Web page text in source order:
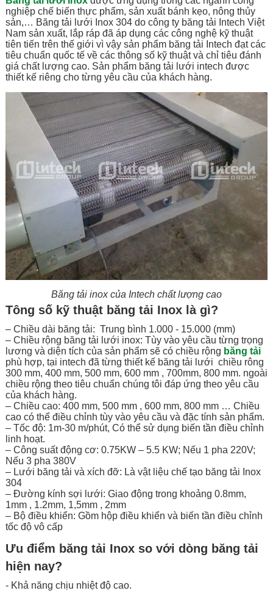
nghiệp chế biến thực phẩm, sản xuất bánh kẹo, nông thủy
sản,… Băng tải lưới Inox 304 do công ty băng tải Intech Việt
Nam sản xuất, lắp ráp đã áp dụng các công nghệ kỹ thuật
tiên tiến trên thế giới vì vậy sản phẩm băng tải Intech đạt các
tiêu chuẩn quốc tế về các thông số kỹ thuật và chỉ tiêu đánh
giá chất lượng cao. Sản phẩm băng tải lưới intech được
thiết kế riêng cho từng yêu cầu của khách hàng.
Băng tải inox của Intech chất lượng cao
Tông số kỹ thuật băng tải Inox là gì?
– Chiều dài băng tải: Trung bình 1.000 - 15.000 (mm)
– Chiều rộng băng tải lưới inox: Tùy vào yêu cầu từng trọng
lương và diện tích của sản phẩm sẽ có chiều rộng băng tải
phù hợp, tại intech đã từng thiết kế băng tải lưới chiều rông
300 mm, 400 mm, 500 mm, 600 mm , 700mm, 800 mm. ngoài
chiều rộng theo tiêu chuẩn chúng tôi đáp ứng theo yêu cầu
của khách hàng.
– Chiều cao: 400 mm, 500 mm , 600 mm, 800 mm … Chiều
cao có thể điều chỉnh tùy vào yêu cầu và đặc tính sản phẩm.
– Tốc độ: 1m-30 m/phút, Có thể sử dụng biến tần điều chỉnh
linh hoạt.
– Công suất động cơ: 0.75KW – 5.5 KW; Nếu 1 pha 220V;
Nếu 3 pha 380V
– Lưới băng tải và xích đỡ: Là vật liệu chế tạo băng tải Inox
304
– Đường kính sợi lưới: Giao động trong khoảng 0.8mm,
1mm , 1.2mm, 1,5mm , 2mm
– Bộ điều khiển: Gồm hộp điều khiển và biến tần điều chỉnh
tốc độ vô cấp
Ưu điểm băng tải Inox so với dòng băng tải
hiện nay?
- Khả năng chịu nhiệt độ cao.